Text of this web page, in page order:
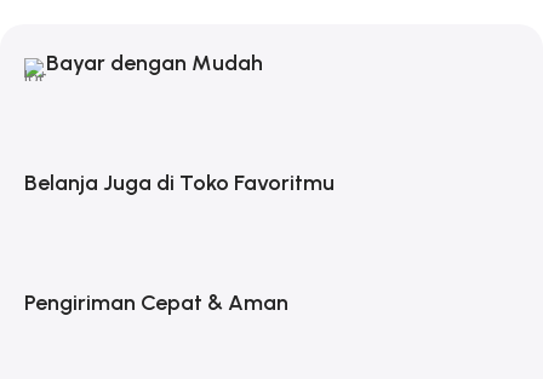
Bayar dengan Mudah
Belanja Juga di Toko Favoritmu
Pengiriman Cepat & Aman